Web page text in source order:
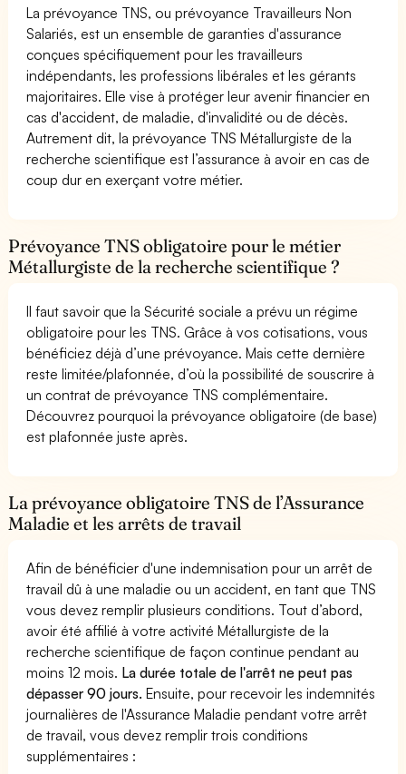
La prévoyance TNS, ou prévoyance Travailleurs Non
Salariés, est un ensemble de garanties d'assurance
conçues spécifiquement pour les travailleurs
indépendants, les professions libérales et les gérants
majoritaires. Elle vise à protéger leur avenir financier en
cas d'accident, de maladie, d'invalidité ou de décès.
Autrement dit, la prévoyance TNS Métallurgiste de la
recherche scientifique est l’assurance à avoir en cas de
coup dur en exerçant votre métier.
Prévoyance TNS obligatoire pour le métier
Métallurgiste de la recherche scientifique ?
Il faut savoir que la Sécurité sociale a prévu un régime
obligatoire pour les TNS. Grâce à vos cotisations, vous
bénéficiez déjà d’une prévoyance. Mais cette dernière
reste limitée/plafonnée, d’où la possibilité de souscrire à
un contrat de prévoyance TNS complémentaire.
Découvrez pourquoi la prévoyance obligatoire (de base)
est plafonnée juste après.
La prévoyance obligatoire TNS de l’Assurance
Maladie et les arrêts de travail
Afin de bénéficier d'une indemnisation pour un arrêt de
travail dû à une maladie ou un accident, en tant que TNS
vous devez remplir plusieurs conditions. Tout d’abord,
avoir été affilié à votre activité Métallurgiste de la
recherche scientifique de façon continue pendant au
moins 12 mois. La durée totale de l'arrêt ne peut pas
dépasser 90 jours. Ensuite, pour recevoir les indemnités
journalières de l'Assurance Maladie pendant votre arrêt
de travail, vous devez remplir trois conditions
supplémentaires :